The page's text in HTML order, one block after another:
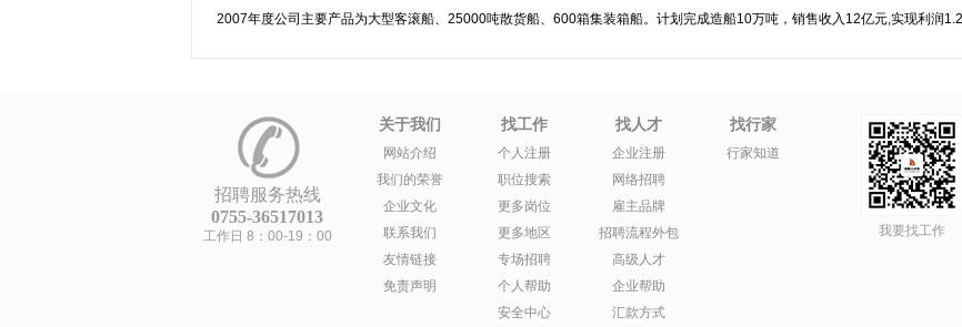
2007年度公司主要产品为大型客滚船、25000吨散货船、600箱集装箱船。计划完成造船10万吨，销售收入12亿元,实现利润1.2
招聘服务热线
0755-36517013
工作日 8：00-19：00
关于我们
网站介绍
我们的荣誉
企业文化
联系我们
友情链接
免责声明
找工作
个人注册
职位搜索
更多岗位
更多地区
专场招聘
个人帮助
安全中心
找人才
企业注册
网络招聘
雇主品牌
招聘流程外包
高级人才
企业帮助
汇款方式
找行家
行家知道
我要找工作